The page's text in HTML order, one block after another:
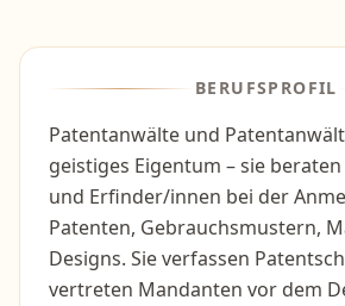
BERUFSPROFIL
Patentanwälte und
geistiges Eigentum – sie
und Erfinder/innen bei der
Patenten, Gebrauchsmustern,
Designs. Sie verfassen
vertreten Mandanten vor dem